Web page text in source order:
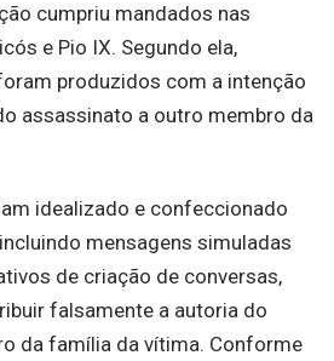
cumpriu mandados nas
e Pio IX. Segundo ela,
produzidos com a intenção
assassinato a outro membro da
idealizado e confeccionado
mensagens simuladas
de criação de conversas,
falsamente a autoria do
da família da vítima. Conforme